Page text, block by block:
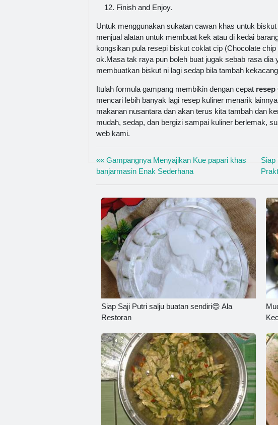
Finish and Enjoy.
Untuk menggunakan sukatan cawan khas untuk
menjual alatan untuk membuat kek atau di kedai
kongsikan pula resepi biskut coklat cip (Chocolate
ok.Masa tak raya pun boleh buat jugak sebab rasa dia
membuatkan biskut ni lagi sedap bila tambah
Itulah formula gampang membikin dengan cepat resep
mencari lebih banyak lagi resep kuliner menarik
makanan nusantara dan akan terus kita tambah dan
mudah, sedap, dan bergizi sampai kuliner berlemak,
web kami.
«« Gampangnya Menyajikan Kue papari khas
banjarmasin Enak Sederhana
Siap
Siap Saji Putri salju buatan sendiri😍 Ala
Restoran